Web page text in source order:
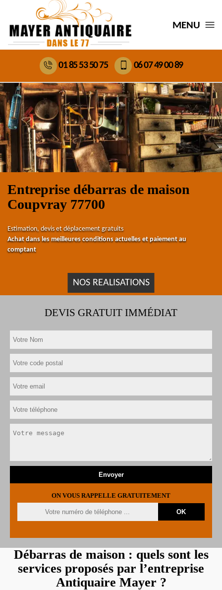
MENU
01 85 53 50 75 06 07 49 00 89
Entreprise débarras de maison
Coupvray 77700
Estimation, devis et déplacement gratuits
Achat dans les meilleures conditions actuelles et paiement au
comptant
NOS REALISATIONS
DEVIS GRATUIT IMMÉDIAT
ON VOUS RAPPELLE GRATUITEMENT
Débarras de maison : quels sont les
services proposés par l’entreprise
Antiquaire Mayer ?